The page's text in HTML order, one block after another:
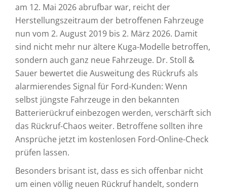
am 12. Mai 2026 abrufbar war, reicht der
Herstellungszeitraum der betroffenen Fahrzeuge
nun vom 2. August 2019 bis 2. März 2026. Damit
sind nicht mehr nur ältere Kuga-Modelle betroffen,
sondern auch ganz neue Fahrzeuge. Dr. Stoll &
Sauer bewertet die Ausweitung des Rückrufs als
alarmierendes Signal für Ford-Kunden: Wenn
selbst jüngste Fahrzeuge in den bekannten
Batterierückruf einbezogen werden, verschärft sich
das Rückruf-Chaos weiter. Betroffene sollten ihre
Ansprüche jetzt im kostenlosen Ford-Online-Check
prüfen lassen.
Besonders brisant ist, dass es sich offenbar nicht
um einen völlig neuen Rückruf handelt, sondern